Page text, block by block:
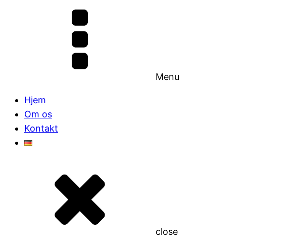
Menu
Hjem
Om os
Kontakt
close